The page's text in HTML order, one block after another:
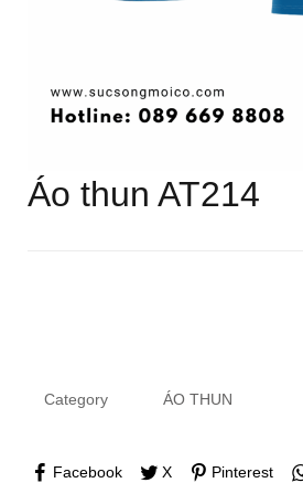
Áo thun AT214
Category ÁO THUN
Facebook X Pinterest